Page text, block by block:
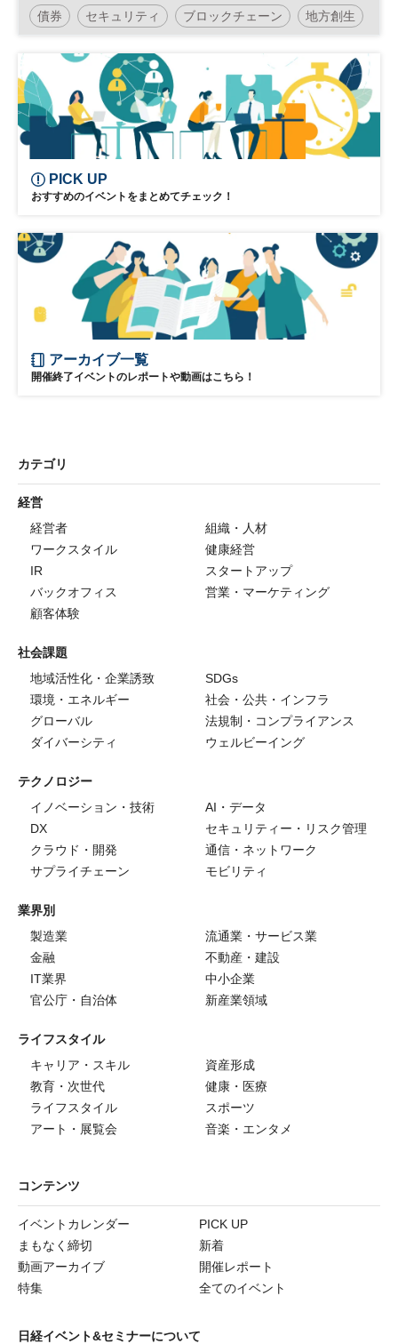
債券 セキュリティ ブロックチェーン 地方創生
金融 フィンテック 参加無料
PICK UP
おすすめのイベントをまとめてチェック！
アーカイブ一覧
開催終了イベントのレポートや動画はこちら！
カテゴリ
経営
経営者
組織・人材
ワークスタイル
健康経営
IR
スタートアップ
バックオフィス
営業・マーケティング
顧客体験
社会課題
地域活性化・企業誘致
SDGs
環境・エネルギー
社会・公共・インフラ
グローバル
法規制・コンプライアンス
ダイバーシティ
ウェルビーイング
テクノロジー
イノベーション・技術
AI・データ
DX
セキュリティー・リスク管理
クラウド・開発
通信・ネットワーク
サプライチェーン
モビリティ
業界別
製造業
流通業・サービス業
金融
不動産・建設
IT業界
中小企業
官公庁・自治体
新産業領域
ライフスタイル
キャリア・スキル
資産形成
教育・次世代
健康・医療
ライフスタイル
スポーツ
アート・展覧会
音楽・エンタメ
コンテンツ
イベントカレンダー
PICK UP
まもなく締切
新着
動画アーカイブ
開催レポート
特集
全てのイベント
日経イベント&セミナーについて